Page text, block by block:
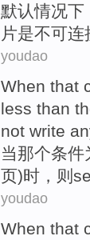
默认情况下
片是不可连
youdao
When that
less than
not write
当那个条件
页)时， 则
youdao
When that